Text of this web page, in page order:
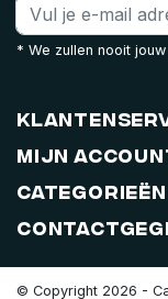
* We zullen nooit
Mijn
Categorieën
© Copyright 2026 -